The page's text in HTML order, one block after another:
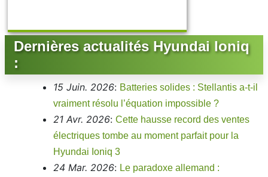
Dernières actualités Hyundai Ioniq
:
15 Juin. 2026: Batteries solides : Stellantis a-t-il
vraiment résolu l’équation impossible ?
21 Avr. 2026:Cette hausse record des ventes
électriques tombe au moment parfait pour la
Hyundai Ioniq 3
24 Mar. 2026: Le paradoxe allemand :